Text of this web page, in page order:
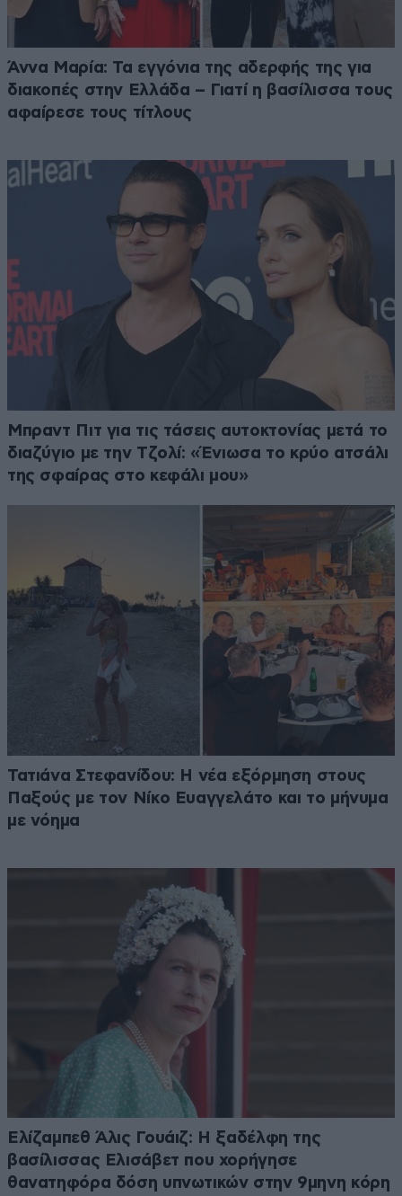
Άννα Μαρία: Τα εγγόνια της αδερφής της για
διακοπές στην Ελλάδα – Γιατί η βασίλισσα τους
αφαίρεσε τους τίτλους
Μπραντ Πιτ για τις τάσεις αυτοκτονίας μετά το
διαζύγιο με την Τζολί: «Ένιωσα το κρύο ατσάλι
της σφαίρας στο κεφάλι μου»
Τατιάνα Στεφανίδου: Η νέα εξόρμηση στους
Παξούς με τον Νίκο Ευαγγελάτο και το μήνυμα
με νόημα
Ελίζαμπεθ Άλις Γουάιζ: Η ξαδέλφη της
βασίλισσας Ελισάβετ που χορήγησε
θανατηφόρα δόση υπνωτικών στην 9μηνη κόρη